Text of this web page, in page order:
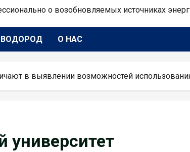
о возобновляемых источниках
ВОДОРОД О НАС
в выявлении возможностей
университет